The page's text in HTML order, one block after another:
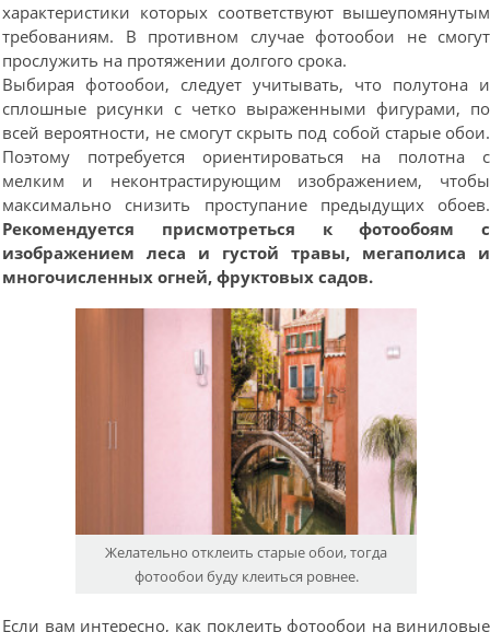
характеристики которых соответствуют вышеупомянутым
требованиям. В противном случае фотообои не смогут
прослужить на протяжении долгого срока.
Выбирая фотообои, следует учитывать, что полутона и
сплошные рисунки с четко выраженными фигурами, по
всей вероятности, не смогут скрыть под собой старые обои.
Поэтому потребуется ориентироваться на полотна с
мелким и неконтрастирующим изображением, чтобы
максимально снизить проступание предыдущих обоев.
Рекомендуется присмотреться к фотообоям с
изображением леса и густой травы, мегаполиса и
многочисленных огней, фруктовых садов.
Желательно отклеить старые обои, тогда
фотообои буду клеиться ровнее.
Если вам интересно, как поклеить фотообои на виниловые